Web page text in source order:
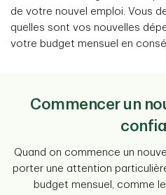
de votre nouvel emploi. Vous
quelles sont vos nouvelles
votre budget mensuel en
Commencer un
Quand on commence un
porter une attention
budget mensuel, comme